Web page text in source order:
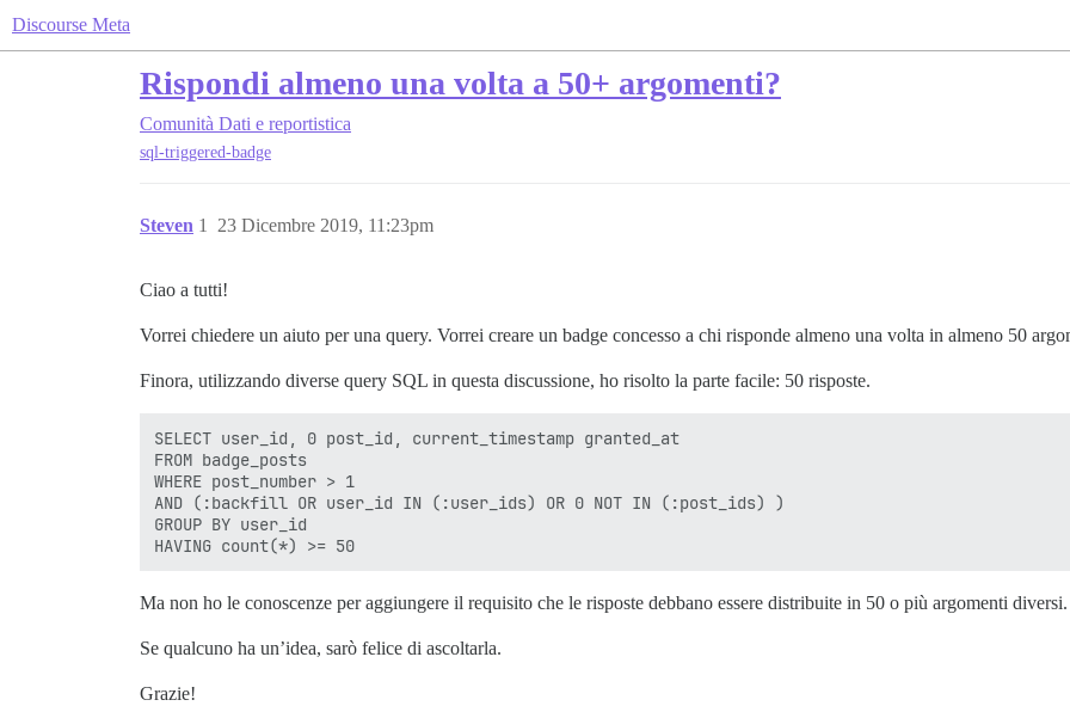
Discourse Meta
Rispondi almeno una volta a 50+ argomenti?
Comunità Dati e reportistica
sql-triggered-badge
Steven 23 Dicembre 2019, 11:23pm
1
Ciao a tutti!
Vorrei chiedere un aiuto per una query. Vorrei creare un badge concesso a chi risponde almeno una volta in almeno 50
Finora, utilizzando diverse query SQL in questa discussione, ho risolto la parte facile: 50 risposte.
SELECT user_id, 0 post_id, current_timestamp granted_at
FROM badge_posts
WHERE post_number > 1
AND (:backfill OR user_id IN (:user_ids) OR 0 NOT IN (:post_ids) )
GROUP BY user_id
Ma non ho le conoscenze per aggiungere il requisito che le risposte debbano essere distribuite in 50 o più argomenti diversi.
Se qualcuno ha un’idea, sarò felice di ascoltarla.
Grazie!